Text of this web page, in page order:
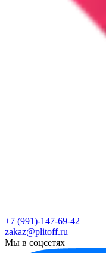
+7 (991)-147-69-42
zakaz@plitoff.ru
Мы в соцсетях